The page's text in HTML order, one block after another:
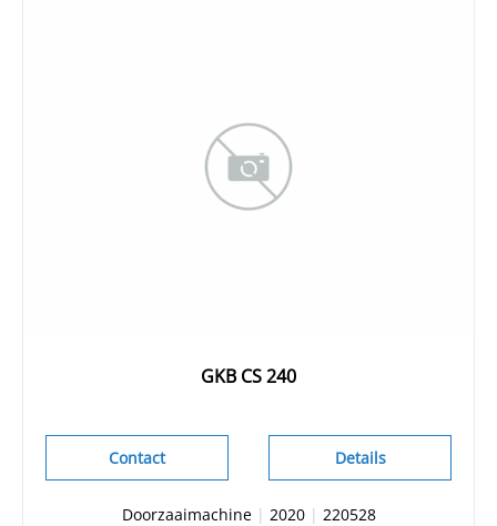
GKB CS 240
Details
Contact
Doorzaaimachine| 2020| 220528